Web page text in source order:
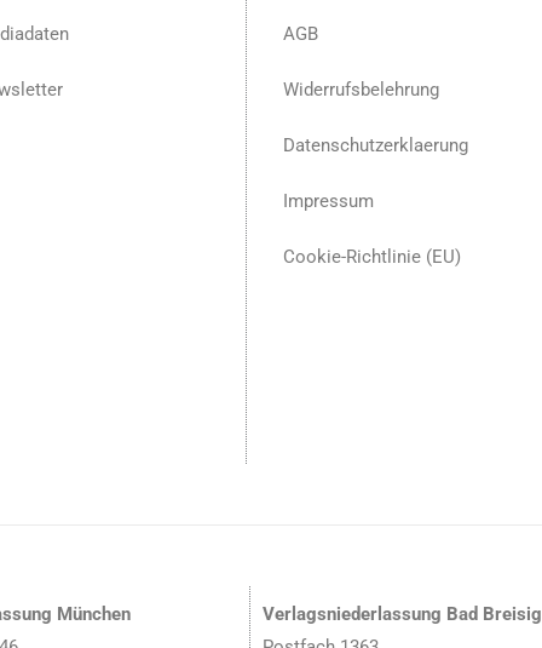
AGB
Widerrufsbelehrung
Datenschutzerklaerung
Impressum
Cookie-Richtlinie (EU)
München
Verlagsniederlassung Bad Breisig